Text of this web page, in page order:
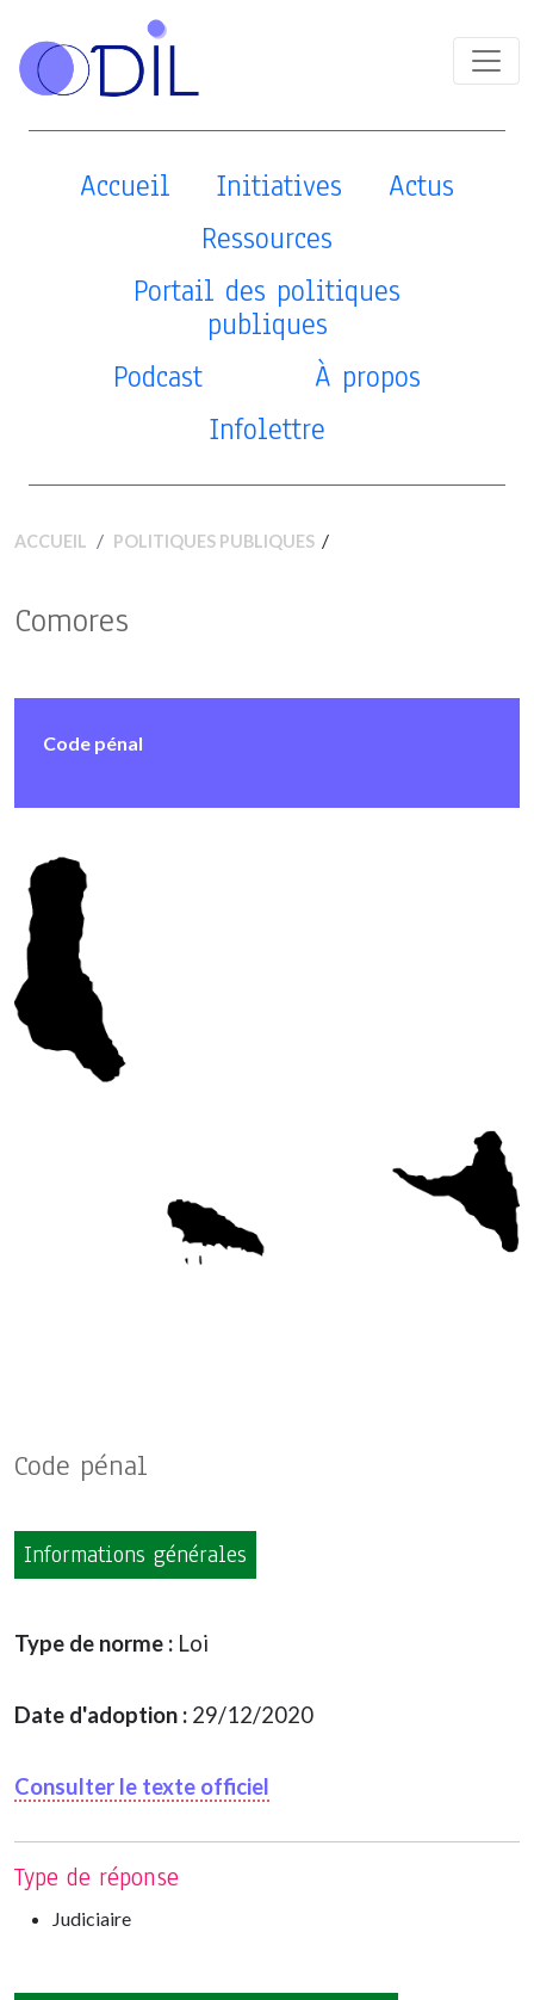
Accueil Initiatives
Actus
Ressources
Portail des politiques
publiques
Podcast
À propos
Infolettre
ACCUEIL POLITIQUES PUBLIQUES /
Comores
Code pénal
Code pénal
Informations générales
Type de norme : Loi
Date d'adoption : 29/12/2020
Consulter le texte officiel
Type de réponse
Judiciaire